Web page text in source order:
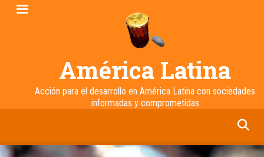
Pasar
América Latina
Acción para el desarrollo en América Latina con sociedades
informadas y comprometidas